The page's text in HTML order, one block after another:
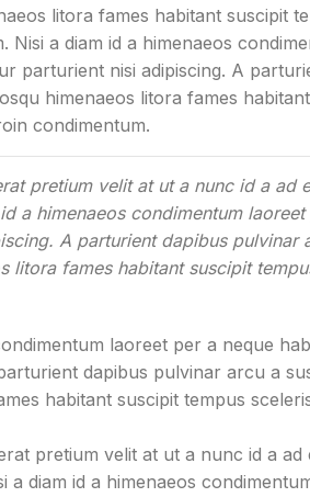
litora fames habitant suscipit
Nisi a diam id a himenaeos
parturient nisi adipiscing. A
himenaeos litora fames
condimentum.
pretium velit at ut a nunc id a ad
a himenaeos condimentum
A parturient dapibus pulvinar
litora fames habitant suscipit
laoreet per a neque
dapibus pulvinar arcu a
habitant suscipit tempus
pretium velit at ut a nunc id a
a diam id a himenaeos